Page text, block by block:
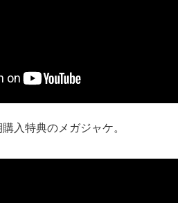
入特典のメガジャケ。